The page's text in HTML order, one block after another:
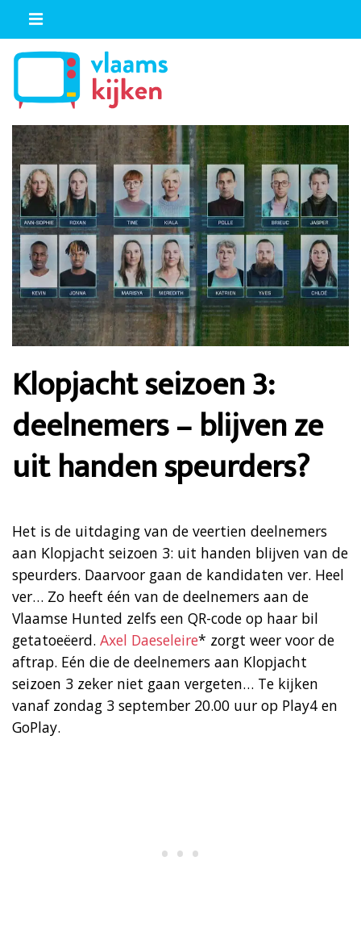
Klopjacht seizoen 3:
deelnemers – blijven ze
uit handen speurders?
Het is de uitdaging van de veertien deelnemers
aan Klopjacht seizoen 3: uit handen blijven van de
speurders. Daarvoor gaan de kandidaten ver. Heel
ver… Zo heeft één van de deelnemers aan de
Vlaamse Hunted zelfs een QR-code op haar bil
getatoeëerd. Axel Daeseleire* zorgt weer voor de
aftrap. Eén die de deelnemers aan Klopjacht
seizoen 3 zeker niet gaan vergeten… Te kijken
vanaf zondag 3 september 20.00 uur op Play4 en
GoPlay.